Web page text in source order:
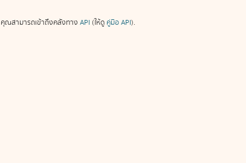
คุณสามารถเข้าถึงคลังทาง API (ให้ดู คู่มือ API).